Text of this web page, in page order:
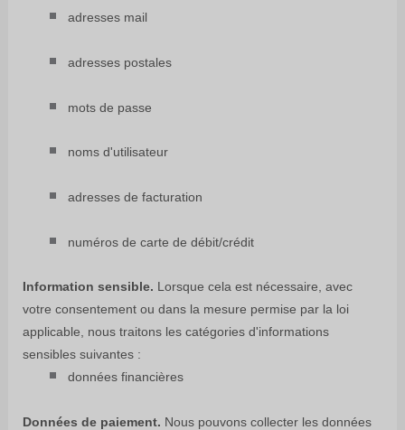
adresses mail
adresses postales
mots de passe
noms d'utilisateur
adresses de facturation
numéros de carte de débit/crédit
Information sensible. Lorsque cela est nécessaire, avec
votre consentement ou dans la mesure permise par la loi
applicable, nous traitons les catégories d'informations
sensibles suivantes :
données financières
Données de paiement. Nous pouvons collecter les données